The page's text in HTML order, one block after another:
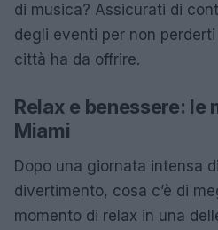
di musica? Assicurati di
degli eventi per non
città ha da offrire.
Relax e benessere: le
Miami
Dopo una giornata intensa
divertimento, cosa c’è di
momento di relax in una